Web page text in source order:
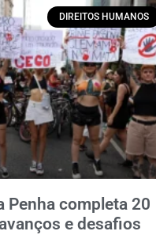
DIREITOS HUMANOS
Penha completa 20
e desafios